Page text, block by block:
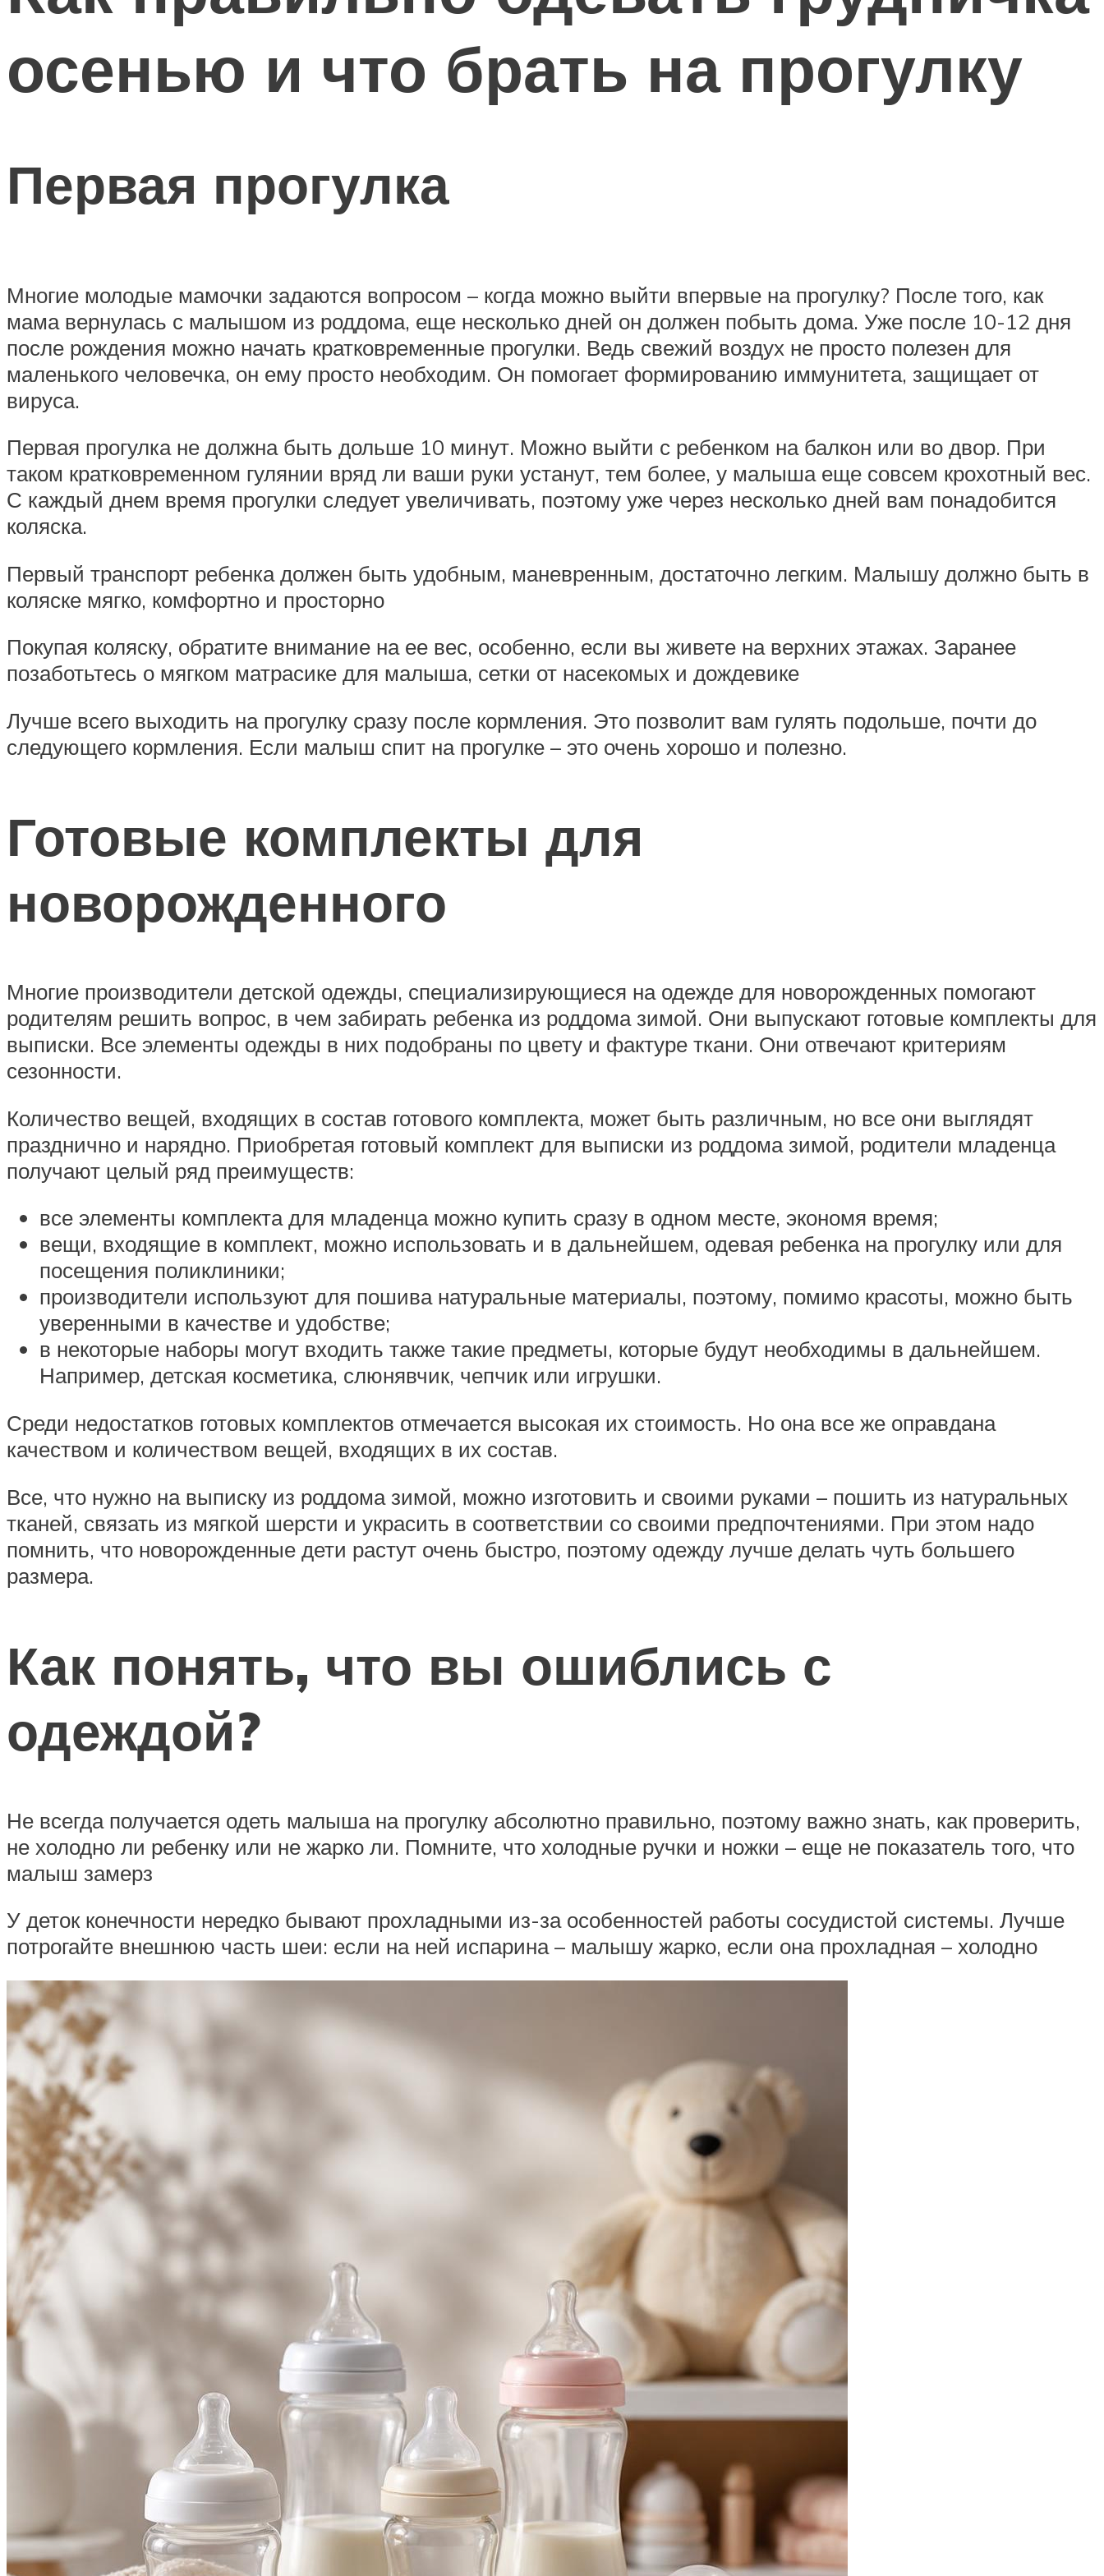
осенью и что брать на прогулку
Первая прогулка
Многие молодые мамочки задаются вопросом – когда можно выйти впервые на прогулку? После того, как
мама вернулась с малышом из роддома, еще несколько дней он должен побыть дома. Уже после 10-12 дня
после рождения можно начать кратковременные прогулки. Ведь свежий воздух не просто полезен для
маленького человечка, он ему просто необходим. Он помогает формированию иммунитета, защищает от
вируса.
Первая прогулка не должна быть дольше 10 минут. Можно выйти с ребенком на балкон или во двор. При
таком кратковременном гулянии вряд ли ваши руки устанут, тем более, у малыша еще совсем крохотный вес.
С каждый днем время прогулки следует увеличивать, поэтому уже через несколько дней вам понадобится
коляска.
Первый транспорт ребенка должен быть удобным, маневренным, достаточно легким. Малышу должно быть в
коляске мягко, комфортно и просторно
Покупая коляску, обратите внимание на ее вес, особенно, если вы живете на верхних этажах. Заранее
позаботьтесь о мягком матрасике для малыша, сетки от насекомых и дождевике
Лучше всего выходить на прогулку сразу после кормления. Это позволит вам гулять подольше, почти до
следующего кормления. Если малыш спит на прогулке – это очень хорошо и полезно.
Готовые комплекты для
новорожденного
Многие производители детской одежды, специализирующиеся на одежде для новорожденных помогают
родителям решить вопрос, в чем забирать ребенка из роддома зимой. Они выпускают готовые комплекты для
выписки. Все элементы одежды в них подобраны по цвету и фактуре ткани. Они отвечают критериям
сезонности.
Количество вещей, входящих в состав готового комплекта, может быть различным, но все они выглядят
празднично и нарядно. Приобретая готовый комплект для выписки из роддома зимой, родители младенца
получают целый ряд преимуществ:
все элементы комплекта для младенца можно купить сразу в одном месте, экономя время;
вещи, входящие в комплект, можно использовать и в дальнейшем, одевая ребенка на прогулку или для
посещения поликлиники;
производители используют для пошива натуральные материалы, поэтому, помимо красоты, можно быть
уверенными в качестве и удобстве;
в некоторые наборы могут входить также такие предметы, которые будут необходимы в дальнейшем.
Например, детская косметика, слюнявчик, чепчик или игрушки.
Среди недостатков готовых комплектов отмечается высокая их стоимость. Но она все же оправдана
качеством и количеством вещей, входящих в их состав.
Все, что нужно на выписку из роддома зимой, можно изготовить и своими руками – пошить из натуральных
тканей, связать из мягкой шерсти и украсить в соответствии со своими предпочтениями. При этом надо
помнить, что новорожденные дети растут очень быстро, поэтому одежду лучше делать чуть большего
размера.
Как понять, что вы ошиблись с
одеждой?
Не всегда получается одеть малыша на прогулку абсолютно правильно, поэтому важно знать, как проверить,
не холодно ли ребенку или не жарко ли. Помните, что холодные ручки и ножки – еще не показатель того, что
малыш замерз
У деток конечности нередко бывают прохладными из-за особенностей работы сосудистой системы. Лучше
потрогайте внешнюю часть шеи: если на ней испарина – малышу жарко, если она прохладная – холодно